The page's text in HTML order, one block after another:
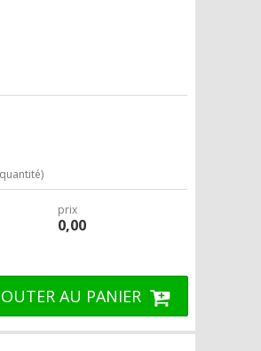
prix
0,00
AU PANIER